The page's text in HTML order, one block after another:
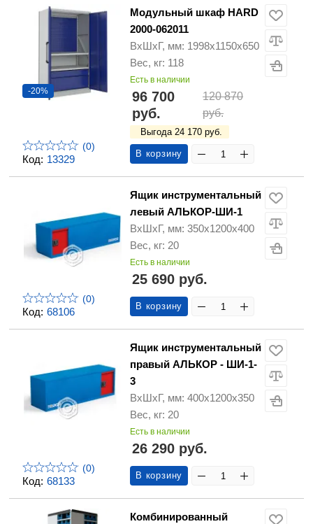
Код: 13329
-20%
(0)
Модульный шкаф HARD
2000-062011
ВхШхГ, мм: 1998х1150х650
Вес, кг: 118
Есть в наличии
96 700
руб.
120 870
руб.
Выгода 24 170 руб.
В корзину
Код: 68106
(0)
Ящик инструментальный
левый АЛЬКОР-ШИ-1
ВхШхГ, мм: 350х1200х400
Вес, кг: 20
Есть в наличии
25 690 руб.
В корзину
Код: 68133
(0)
Ящик инструментальный
правый АЛЬКОР - ШИ-1-
3
ВхШхГ, мм: 400х1200х350
Вес, кг: 20
Есть в наличии
26 290 руб.
В корзину
Комбинированный